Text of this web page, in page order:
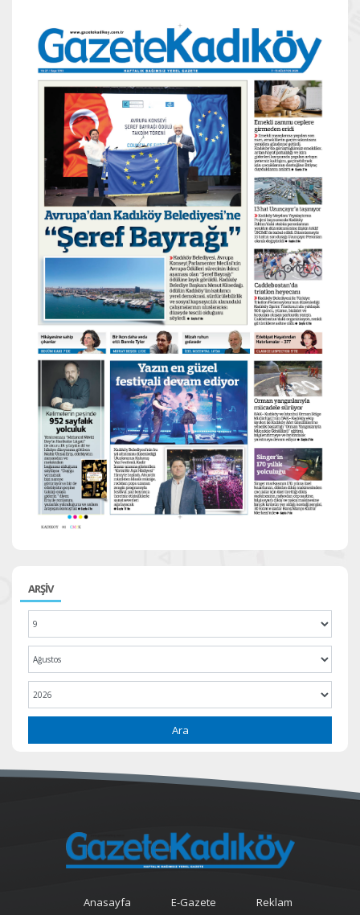
ARŞİV
Ara
Anasayfa E-Gazete Reklam